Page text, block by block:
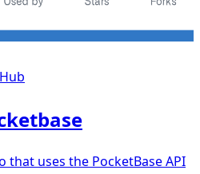
uses the PocketBase API